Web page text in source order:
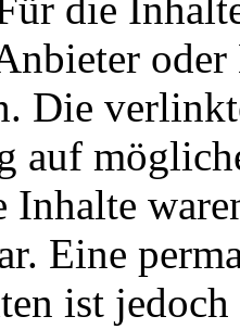
die
oder
Die
auf
Inhalte
Eine
ist